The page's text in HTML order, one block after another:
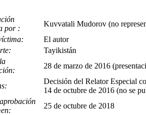
por :
Kuvvatali Mudorov (no
El autor
Tayikistán
28 de marzo de 2016
Decisión del Relator Especial
14 de octubre de 2016 (no se
25 de octubre de 2018